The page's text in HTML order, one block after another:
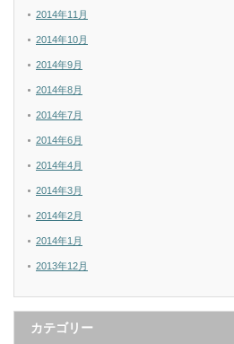
2014年11月
2014年10月
2014年9月
2014年8月
2014年7月
2014年6月
2014年4月
2014年3月
2014年2月
2014年1月
2013年12月
カテゴリー